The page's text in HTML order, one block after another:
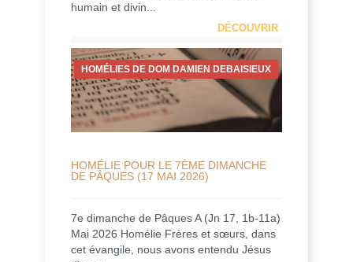
humain et divin...
DÉCOUVRIR
HOMÉLIES DE DOM DAMIEN DEBAISIEUX
HOMÉLIE POUR LE 7ÈME DIMANCHE
DE PÂQUES (17 MAI 2026)
7e dimanche de Pâques A (Jn 17, 1b-11a)
Mai 2026 Homélie Frères et sœurs, dans
cet évangile, nous avons entendu Jésus